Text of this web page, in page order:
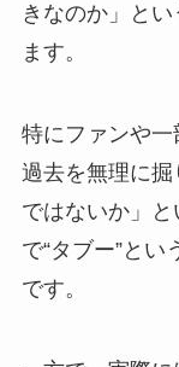
きなのか」と
ます。
特にファンや
過去を無理に
ではないか」
で“タブー”と
です。